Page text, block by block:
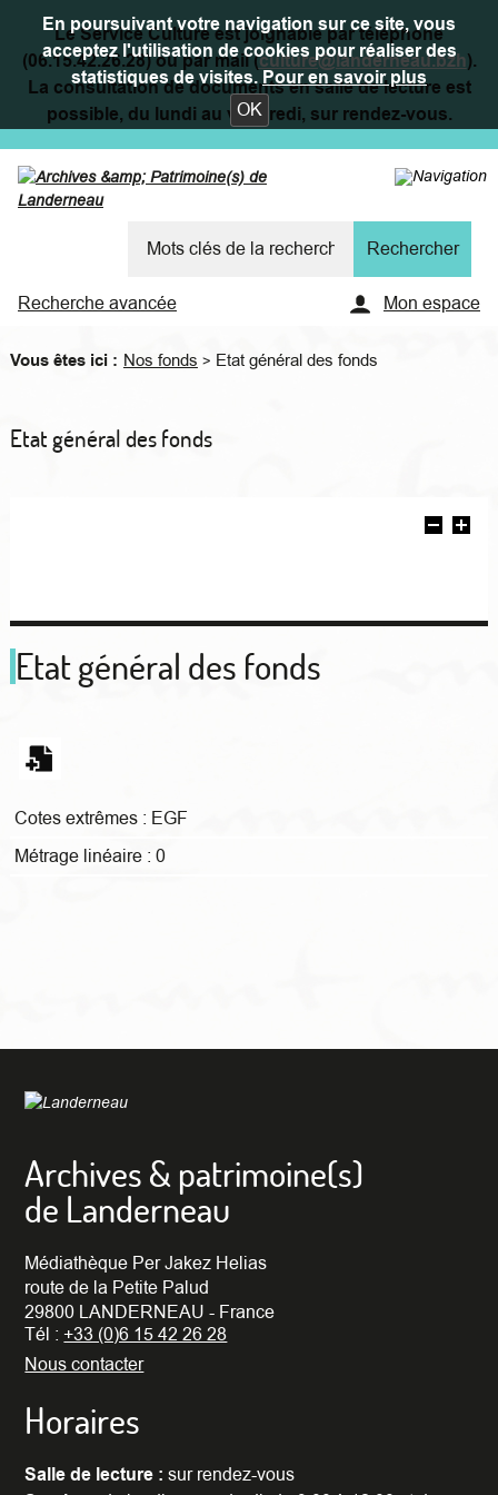
En poursuivant votre navigation sur ce site, vous
acceptez l'utilisation de cookies pour réaliser des
statistiques de visites.Pour en savoir plus
OK
Le Service Culture est joignable par téléphone
(06.15.42.26.28) ou par mail (culture@landerneau.bzh).
La consultation de documents en salle de lecture est
possible, du lundi au vendredi, sur rendez-vous.
Recherche avancée Mon espace
Vous êtes ici : Nos fonds > Etat général des fonds
Etat général des fonds
Etat général des fonds
Cotes extrêmes : EGF
Métrage linéaire : 0
Archives & patrimoine(s)
de Landerneau
Médiathèque Per Jakez Helias
route de la Petite Palud
29800 LANDERNEAU - France
Tél :+33 (0)6 15 42 26 28
Nous contacter
Horaires
Salle de lecture : sur rendez-vous